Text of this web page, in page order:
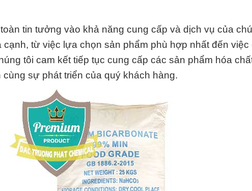
tin tưởng vào khả năng cung cấp và dịch vụ của
cạnh, từ việc lựa chọn sản phẩm phù hợp nhất đến
tôi cam kết tiếp tục cung cấp các sản phẩm hóa
sự phát triển của quý khách hàng.